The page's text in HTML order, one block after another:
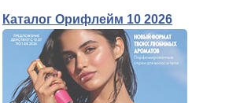
Каталог Орифлейм 10 2026